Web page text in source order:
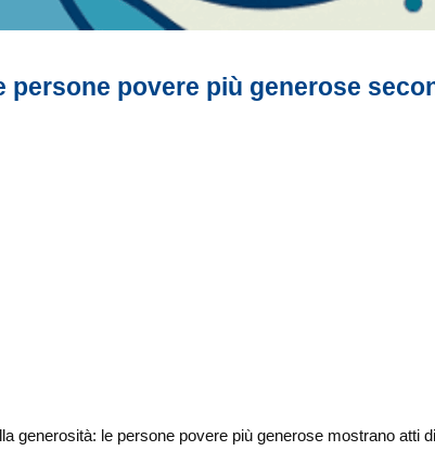
povere più generose
generosità: le persone povere più generose mostrano atti di